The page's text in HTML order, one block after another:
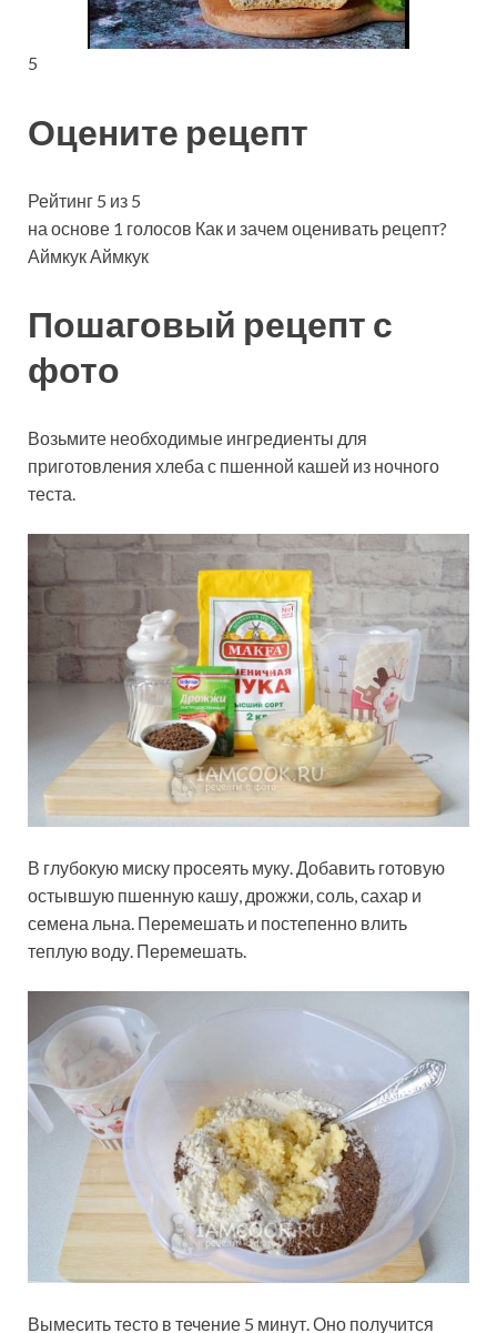
5
Оцените рецепт
Рейтинг 5 из 5
на основе 1 голосов Как и зачем оценивать рецепт?
Аймкук Аймкук
Пошаговый рецепт с
фото
Возьмите необходимые ингредиенты для
приготовления хлеба с пшенной кашей из ночного
теста.
В глубокую миску просеять муку. Добавить готовую
остывшую пшенную кашу, дрожжи, соль, сахар и
семена льна. Перемешать и постепенно влить
теплую воду. Перемешать.
Вымесить тесто в течение 5 минут. Оно получится